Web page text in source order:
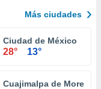
Más ciudades
Ciudad de México
28° 13°
Cuajimalpa de Morelos